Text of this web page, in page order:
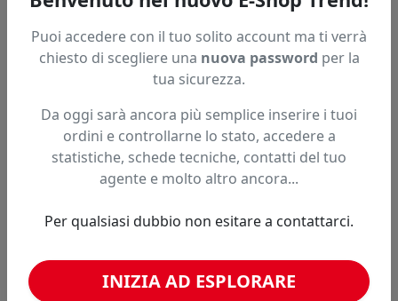
Articolo non trovato.
Hai trovato questo prodotto ad un prezzo più basso?
Fai una segnalazione
Confronta con articoli simili
Caricamento confronto...
Puoi accedere con il tuo solito account ma ti verrà
chiesto di scegliere una nuova password per la
tua sicurezza.
Da oggi sarà ancora più semplice inserire i tuoi
ordini e controllarne lo stato, accedere a
statistiche, schede tecniche, contatti del tuo
agente e molto altro ancora...
Per qualsiasi dubbio non esitare a contattarci.
INIZIA AD ESPLORARE